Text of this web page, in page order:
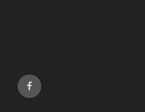
Facebook